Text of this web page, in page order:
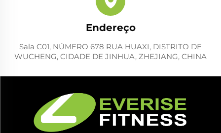
Endereço
Sala C01, NÚMERO 678 RUA HUAXI, DISTRITO DE
WUCHENG, CIDADE DE JINHUA, ZHEJIANG, CHINA